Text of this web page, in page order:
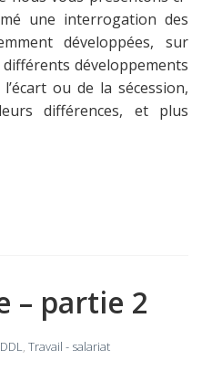
une interrogation des
développées, sur
différents développements
ou de la sécession,
différences, et plus
– partie 2
, Travail - salariat